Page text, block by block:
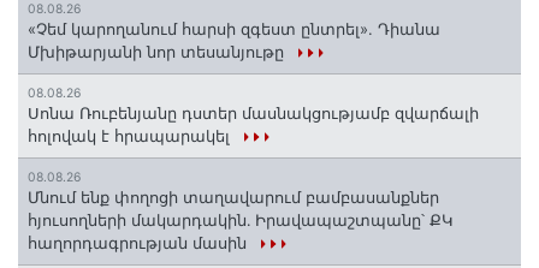
08.08.26
«Չեմ կարողանում հարսի զգեստ ընտրել». Դիանա
Մխիթարյանի նոր տեսանյութը
08.08.26
Սոնա Ռուբենյանը դստեր մասնակցությամբ զվարճալի
հոլովակ է հրապարակել
08.08.26
Մնում ենք փողոցի տաղավարում բամբասանքներ
հյուսողների մակարդակին․ Իրավապաշտպանը՝ ՔԿ
հաղորդագրության մասին